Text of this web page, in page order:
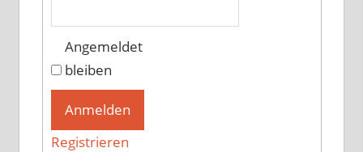
Angemeldet
bleiben
Anmelden
Registrieren